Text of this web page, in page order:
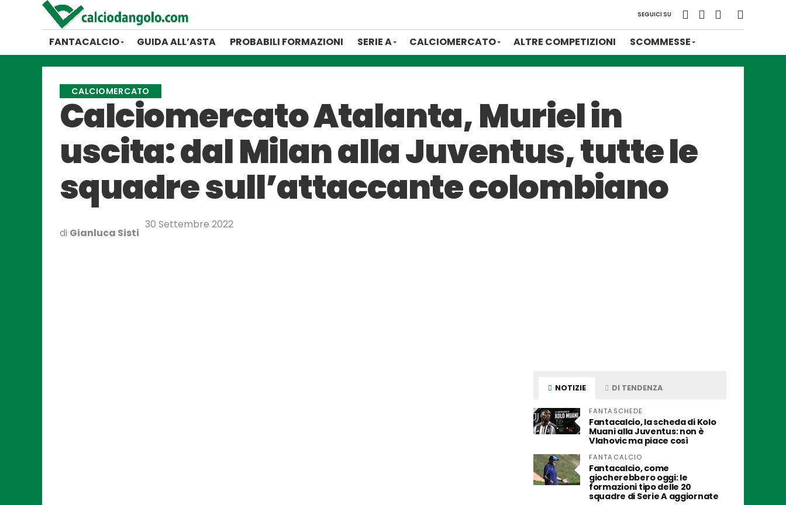
SEGUICI SU
FANTACALCIO GUIDA ALL’ASTA PROBABILI FORMAZIONI SERIE A CALCIOMERCATO ALTRE COMPETIZIONI SCOMMESSE
CALCIOMERCATO
Calciomercato Atalanta, Muriel in
uscita: dal Milan alla Juventus, tutte le
squadre sull’attaccante colombiano
di Gianluca Sisti
30 Settembre 2022
NOTIZIE DI TENDENZA
FANTASCHEDE
Fantacalcio, la scheda di Kolo
Muani alla Juventus: non è
Vlahovic ma piace così
FANTACALCIO
Fantacalcio, come
giocherebbero oggi: le
formazioni tipo delle 20
squadre di Serie A aggiornate